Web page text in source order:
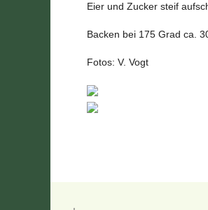
Eier und Zucker steif
Backen bei 175 Grad ca.
Fotos: V. Vogt